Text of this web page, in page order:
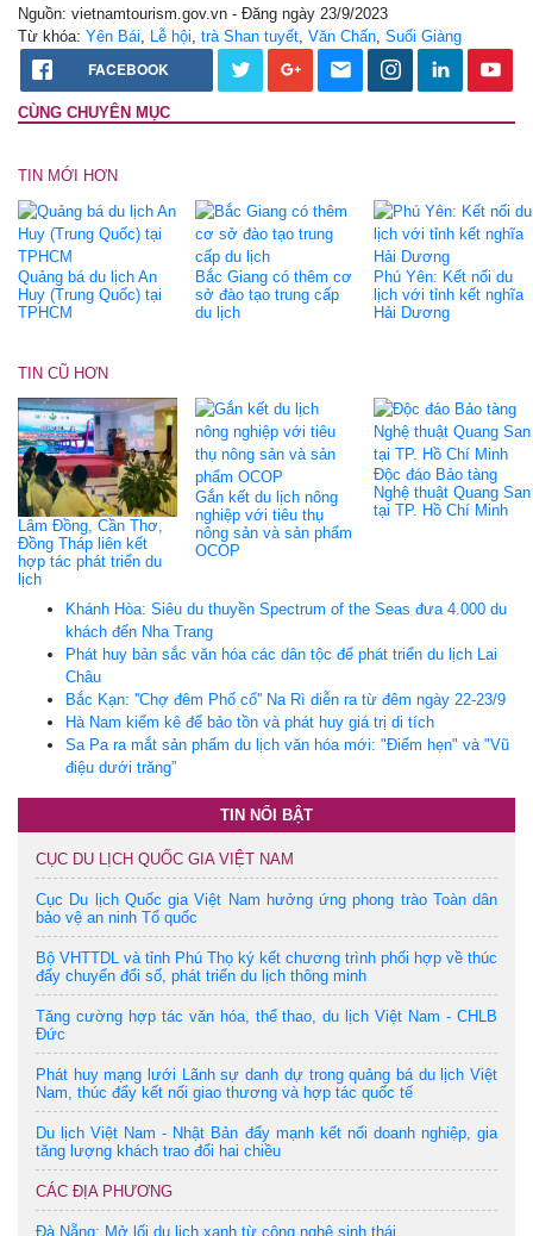
Nguồn: vietnamtourism.gov.vn - Đăng ngày 23/9/2023
Từ khóa: Yên Bái Lễ hội trà Shan tuyết Văn Chấn Suối Giàng
FACEBOOK
CÙNG CHUYÊN MỤC
TIN MỚI HƠN
Quảng bá du lịch An
Huy (Trung Quốc) tại
TPHCM
Bắc Giang có thêm cơ
sở đào tạo trung cấp
du lịch
Phú Yên: Kết nối du
lịch với tỉnh kết nghĩa
Hải Dương
TIN CŨ HƠN
Lâm Đồng, Cần Thơ,
Đồng Tháp liên kết
hợp tác phát triển du
lịch
Gắn kết du lịch nông
nghiệp với tiêu thụ
nông sản và sản phẩm
OCOP
Độc đáo Bảo tàng
Nghệ thuật Quang San
tại TP. Hồ Chí Minh
Khánh Hòa: Siêu du thuyền Spectrum of the Seas đưa 4.000 du
khách đến Nha Trang
Phát huy bản sắc văn hóa các dân tộc để phát triển du lịch Lai
Châu
Bắc Kạn: ''Chợ đêm Phố cổ'' Na Rì diễn ra từ đêm ngày 22-23/9
Hà Nam kiểm kê để bảo tồn và phát huy giá trị di tích
Sa Pa ra mắt sản phẩm du lịch văn hóa mới: "Điểm hẹn" và "Vũ
điệu dưới trăng”
TIN NỔI BẬT
CỤC DU LỊCH QUỐC GIA VIỆT NAM
Cục Du lịch Quốc gia Việt Nam hưởng ứng phong trào Toàn dân
bảo vệ an ninh Tổ quốc
Bộ VHTTDL và tỉnh Phú Thọ ký kết chương trình phối hợp về thúc
đẩy chuyển đổi số, phát triển du lịch thông minh
Tăng cường hợp tác văn hóa, thể thao, du lịch Việt Nam - CHLB
Đức
Phát huy mạng lưới Lãnh sự danh dự trong quảng bá du lịch Việt
Nam, thúc đẩy kết nối giao thương và hợp tác quốc tế
Du lịch Việt Nam - Nhật Bản đẩy mạnh kết nối doanh nghiệp, gia
tăng lượng khách trao đổi hai chiều
CÁC ĐỊA PHƯƠNG
Đà Nẵng: Mở lối du lịch xanh từ công nghệ sinh thái